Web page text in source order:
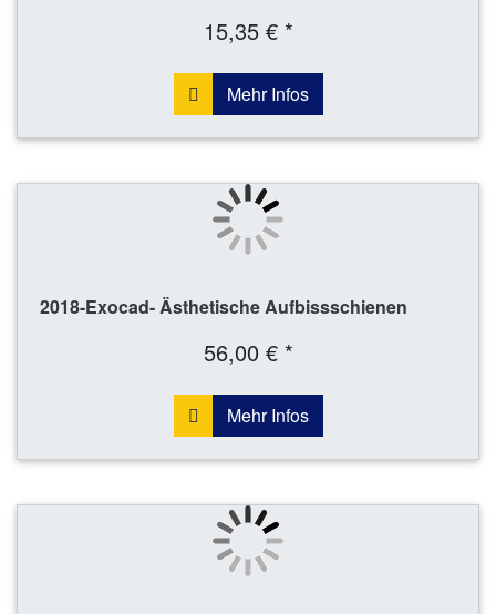
15,35 € *
Mehr Infos
2018-Exocad- Ästhetische Aufbissschienen
56,00 € *
Mehr Infos